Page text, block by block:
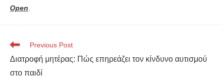
Open
Previous Post
Διατροφή μητέρας: Πώς επηρεάζει τον κίνδυνο αυτισμού
στο παιδί